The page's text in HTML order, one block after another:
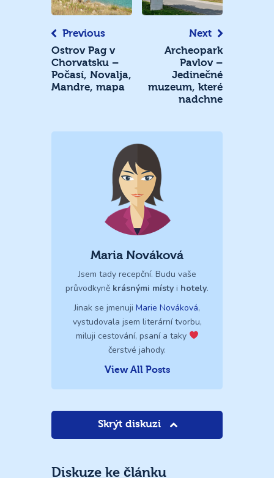
příspěvek
Previous
Ostrov Pag v
Chorvatsku –
Počasí, Novalja,
Mandre, mapa
Next
Archeopark
Pavlov –
Jedinečné
muzeum, které
nadchne
Maria Nováková
Jsem tady recepční. Budu vaše
průvodkyně krásnými místy i hotely.
Jinak se jmenuji Marie Nováková,
vystudovala jsem literární tvorbu,
miluji cestování, psaní a taky
čerstvé jahody.
View All Posts
Skrýt diskuzi
Diskuze ke článku